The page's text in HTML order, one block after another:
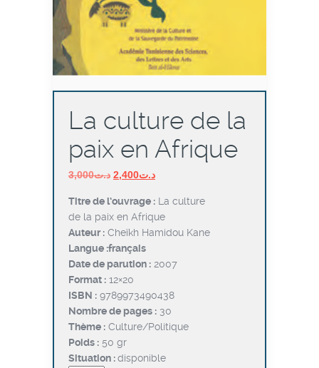
La culture de la
paix en Afrique
د.ت3,000
Le
initial
était :
د.ت3,000.
د.ت2,400
Le
actuel
est :
د.ت2,400.
Titre de l’ouvrage : La culture
de la paix en Afrique
Auteur : Cheïkh Hamidou Kane
Langue :français
Date de parution : 2007
Format : 12×20
ISBN : 9789973490438
Nombre de pages : 30
Thème : Culture/Politique
Poids : 50 gr
Situation :disponible